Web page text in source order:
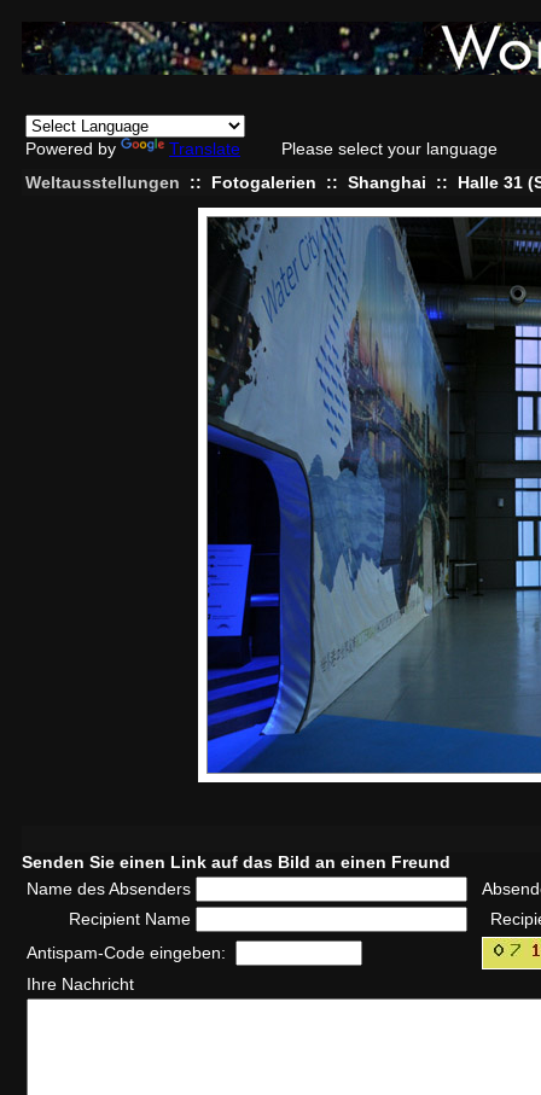
Powered by Translate
Please select your language
Weltausstellungen
:: Fotogalerien :: Shanghai :: Halle 31
Senden Sie einen Link auf das Bild an einen Freund
Name des Absenders
Recipient Name
Antispam-Code eingeben:
Ihre Nachricht